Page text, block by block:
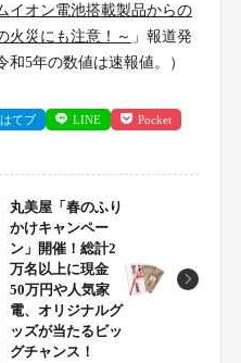
イオン電池搭載製品からの
火災にも注意！～ 」報道発
5年の数値は速報値。）
はてブ LINE Pocket
丸美屋「春のふり
かけキャンペー
ン」開催！総計2
万名以上に現金
50万円や人気家
電、オリジナルグ
ッズが当たるビッ
グチャンス！